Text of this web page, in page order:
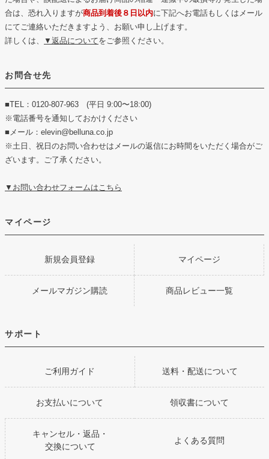
合は、恐れ入りますが商品到着後８日以内に下記へお電話もしくはメール
にてご連絡いただきますよう、お願い申し上げます。
詳しくは、
▼返品についてをご参照ください。
お問合せ先
■TEL：0120-807-963 (平日 9:00〜18:00)
※電話番号を通知しておかけください
■メール：elevin@belluna.co.jp
※土日、祝日のお問い合わせはメールの返信にお時間をいただく場合がご
ざいます。ご了承ください。
▼お問い合わせフォームはこちら
マイページ
新規会員登録 マイページ
メールマガジン購読 商品レビュー一覧
サポート
ご利用ガイド 送料・配送について
お支払いについて 領収書について
キャンセル・返品・
交換について
よくある質問